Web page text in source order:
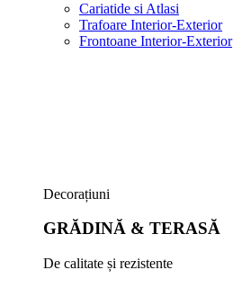
Cariatide si Atlasi
Trafoare Interior-Exterior
Frontoane Interior-Exterior
Decorațiuni
GRĂDINĂ & TERASĂ
De calitate și rezistente